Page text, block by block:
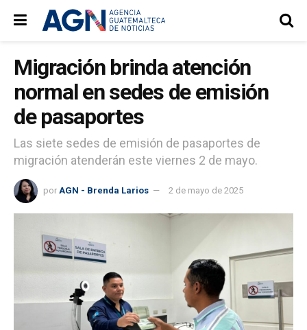
Migración brinda atención
normal en sedes de emisión
de pasaportes
Las siete sedes de emisión de pasaportes de
migración atenderán este viernes 2 de mayo.
por AGN - Brenda Larios 2 de mayo de 2025